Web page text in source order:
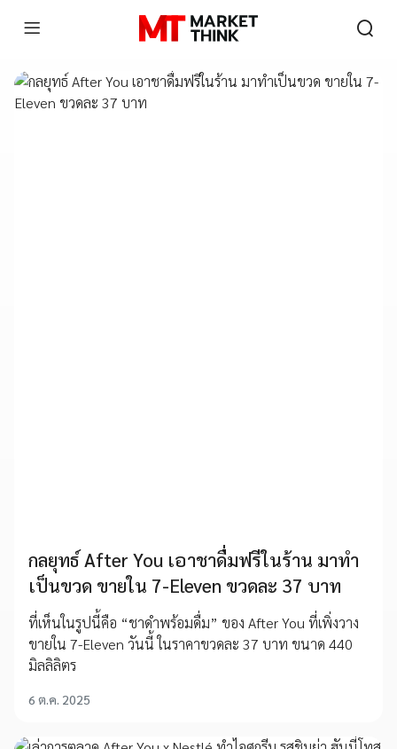
กลยุทธ์ After You เอาชาดื่มฟรีในร้าน มาทำ
เป็นขวด ขายใน 7-Eleven ขวดละ 37 บาท
ที่เห็นในรูปนี้คือ “ชาดำพร้อมดื่ม” ของ After You ที่เพิ่งวาง
ขายใน 7-Eleven วันนี้ ในราคาขวดละ 37 บาท ขนาด 440
มิลลิลิตร
6 ต.ค. 2025